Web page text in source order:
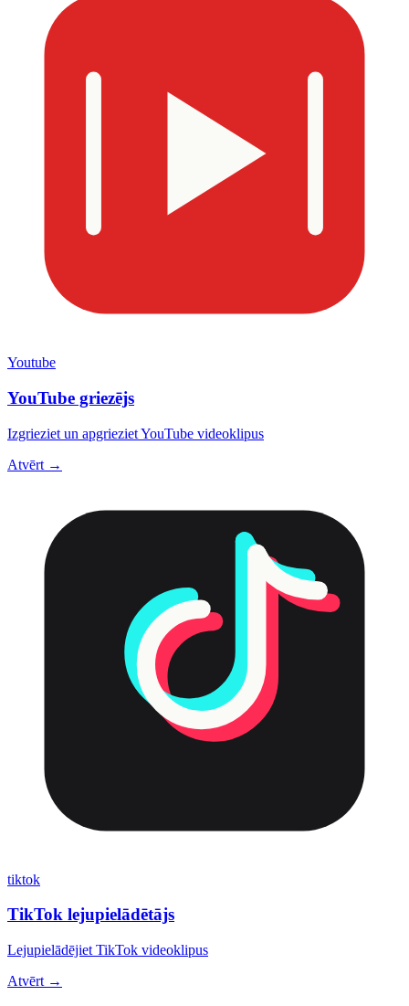
Youtube
YouTube griezējs
Izgrieziet un apgrieziet YouTube videoklipus
Atvērt →
tiktok
TikTok lejupielādētājs
Lejupielādējiet TikTok videoklipus
Atvērt →